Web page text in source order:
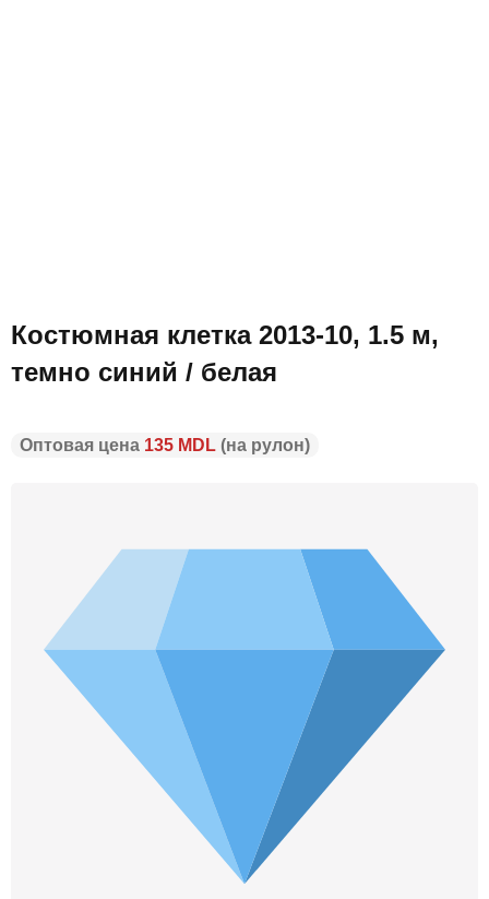
Костюмная клетка 2013-10, 1.5 м,
темно синий / белая
Оптовая цена 135 MDL (на рулон)
ЭкоКожа на основе